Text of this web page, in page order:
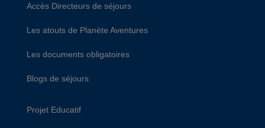
Accès Directeurs de séjours
Les atouts de Planète Aventures
Les documents obligatoires
Blogs de séjours
Projet Educatif